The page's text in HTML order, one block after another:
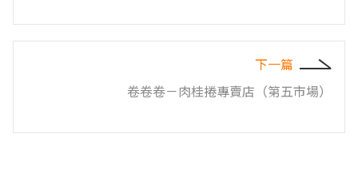
下一篇
卷卷卷－肉桂捲專賣店（第五市場）